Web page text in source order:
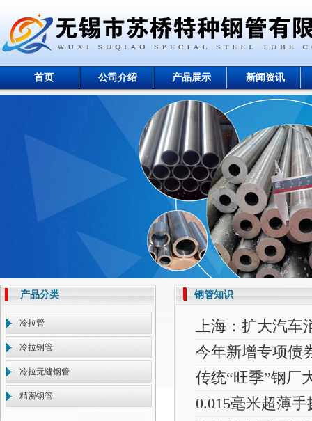
首页 公司介绍 产品展示 新闻资讯
产品分类
冷拉管
冷拉钢管
冷拉无缝钢管
精密钢管
钢管知识
上海：扩大汽车
今年新增专项
传统“旺季”钢厂
0.015毫米超薄